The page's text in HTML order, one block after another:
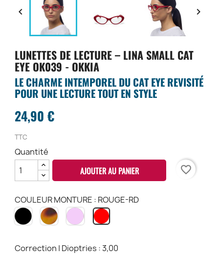
 
LUNETTES DE LECTURE – LINA SMALL CAT
EYE OK039 - OKKIA
LE CHARME INTEMPOREL DU CAT EYE REVISITÉ
POUR UNE LECTURE TOUT EN STYLE
24,90 €
TTC
Quantité
AJOUTER AU PANIER favorite_border
COULEUR MONTURE : ROUGE-RD
NOIR
BK
HAVANA
CH
ROSE
-
ROUGE-
RD
Correction | Dioptries : 3,00